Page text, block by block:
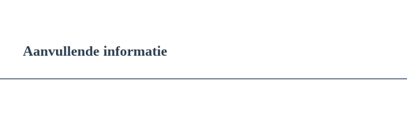
Aanvullende informatie